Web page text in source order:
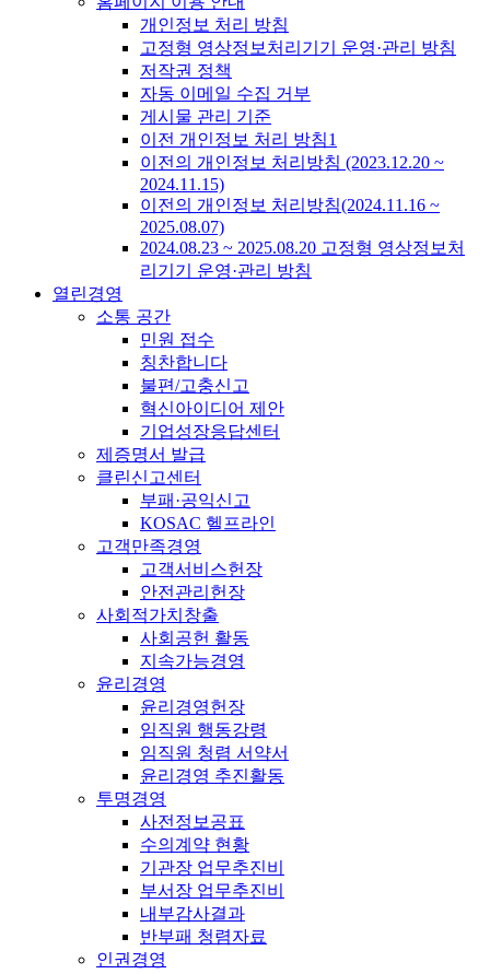
개인정보 처리 방침
고정형 영상정보처리기기 운영·관리 방침
저작권 정책
자동 이메일 수집 거부
게시물 관리 기준
이전 개인정보 처리 방침1
이전의 개인정보 처리방침 (2023.12.20 ~
2024.11.15)
이전의 개인정보 처리방침(2024.11.16 ~
2025.08.07)
2024.08.23 ~ 2025.08.20 고정형 영상정보처
리기기 운영·관리 방침
열린경영
소통 공간
민원 접수
칭찬합니다
불편/고충신고
혁신아이디어 제안
기업성장응답센터
제증명서 발급
클린신고센터
부패·공익신고
KOSAC 헬프라인
고객만족경영
고객서비스헌장
안전관리헌장
사회적가치창출
사회공헌 활동
지속가능경영
윤리경영
윤리경영헌장
임직원 행동강령
임직원 청렴 서약서
윤리경영 추진활동
투명경영
사전정보공표
수의계약 현황
기관장 업무추진비
부서장 업무추진비
내부감사결과
반부패 청렴자료
인권경영